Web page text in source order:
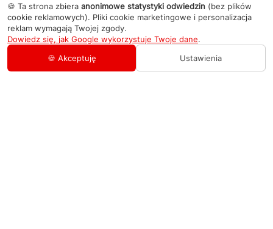
🍪 Ta strona zbiera anonimowe statystyki odwiedzin (bez plików
cookie reklamowych). Pliki cookie marketingowe i personalizacja
reklam wymagają Twojej zgody.
Dowiedz się, jak Google wykorzystuje Twoje dane.
🍪 Akceptuję
Ustawienia